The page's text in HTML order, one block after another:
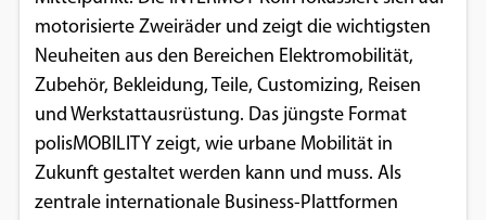
motorisierte Zweiräder und zeigt die wichtigsten
Neuheiten aus den Bereichen Elektromobilität,
Zubehör, Bekleidung, Teile, Customizing, Reisen
und Werkstattausrüstung. Das jüngste Format
polisMOBILITY zeigt, wie urbane Mobilität in
Zukunft gestaltet werden kann und muss. Als
zentrale internationale Business-Plattformen